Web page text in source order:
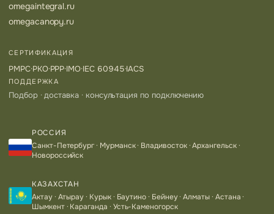
omegaintegral.ru
omegacanopy.ru
СЕРТИФИКАЦИЯ
РМРС·РКО·РРР·IMO·IEC 60945·IACS
ПОДДЕРЖКА
Подбор · доставка · консультация по подключению
РОССИЯ
Санкт-Петербург · Мурманск · Владивосток · Архангельск ·
Новороссийск
КАЗАХСТАН
Актау · Атырау · Курык · Баутино · Бейнеу · Алматы · Астана ·
Шымкент · Караганда · Усть-Каменогорск